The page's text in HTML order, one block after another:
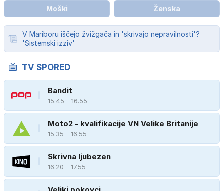
Moški Ženska
V Mariboru iščejo žvižgača in 'skrivajo nepravilnosti'?
'Sistemski izziv'
TV SPORED
Bandit
15.45 - 16.55
Moto2 - kvalifikacije VN Velike Britanije
15.35 - 16.55
Skrivna ljubezen
16.20 - 17.55